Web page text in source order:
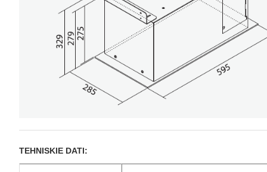
TEHNISKIE DATI: